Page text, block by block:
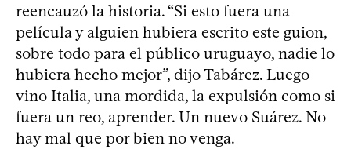
reencauzó la historia. “Si esto fuera una
película y alguien hubiera escrito este guion,
sobre todo para el público uruguayo, nadie lo
hubiera hecho mejor”, dijo Tabárez. Luego
vino Italia, una mordida, la expulsión como si
fuera un reo, aprender. Un nuevo Suárez. No
hay mal que por bien no venga.